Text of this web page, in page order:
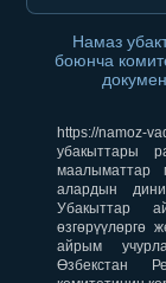
Намаз
боюнча
https://
убакыттары
маалыматтар
алардын
Убакыттар
өзгөрүүлөргө
айрым
Өзбекстан